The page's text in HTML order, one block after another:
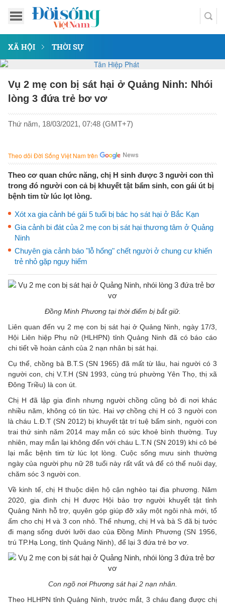
XÃ HỘI THỜI SỰ
Vụ 2 mẹ con bị sát hại ở Quảng Ninh: Nhói
lòng 3 đứa trẻ bơ vơ
Thứ năm, 18/03/2021, 07:48 (GMT+7)
Theo dõi Đời Sống Việt Nam trên
Theo cơ quan chức năng, chị H sinh được 3 người con thì
trong đó người con cả bị khuyết tật bẩm sinh, con gái út bị
bệnh tim từ lúc lọt lòng.
Xót xa gia cảnh bé gái 5 tuổi bị bác họ sát hại ở Bắc Kạn
Gia cảnh bi đát của 2 mẹ con bị sát hại thương tâm ở Quảng
Ninh
Chuyên gia cảnh báo "lỗ hổng" chết người ở chung cư khiến
trẻ nhỏ gặp nguy hiểm
Đồng Minh Phương tại thời điểm bị bắt giữ.
Liên quan đến vụ 2 mẹ con bị sát hại ở Quảng Ninh, ngày 17/3,
Hội Liên hiệp Phụ nữ (HLHPN) tỉnh Quảng Ninh đã có báo cáo
chi tiết về hoàn cảnh của 2 nạn nhân bị sát hại.
Cụ thể, chồng bà B.T.S (SN 1965) đã mất từ lâu, hai người có 3
người con, chị V.T.H (SN 1993, cùng trú phường Yên Thọ, thị xã
Đông Triều) là con út.
Chị H đã lập gia đình nhưng người chồng cũng bỏ đi nơi khác
nhiều năm, không có tin tức. Hai vợ chồng chị H có 3 người con
là cháu L.Đ.T (SN 2012) bị khuyết tật trí tuệ bẩm sinh, người con
trai thứ sinh năm 2014 may mắn có sức khoẻ bình thường. Tuy
nhiên, may mắn lại không đến với cháu L.T.N (SN 2019) khi cô bé
lại mắc bệnh tim từ lúc lọt lòng. Cuộc sống mưu sinh thường
ngày của người phụ nữ 28 tuổi này rất vất vả để có thể nuôi dạy,
chăm sóc 3 người con.
Về kinh tế, chị H thuộc diện hộ cận nghèo tại địa phương. Năm
2020, gia đình chị H được Hội bảo trợ người khuyết tật tỉnh
Quảng Ninh hỗ trợ, quyên góp giúp đỡ xây một ngôi nhà mới, tổ
ấm cho chị H và 3 con nhỏ. Thế nhưng, chị H và bà S đã bị tước
đi mạng sống dưới lưỡi dao của Đồng Minh Phương (SN 1956,
trú TP.Hạ Long, tỉnh Quảng Ninh), để lại 3 đứa trẻ bơ vơ.
Con ngõ nơi Phương sát hại 2 nạn nhân.
Theo HLHPN tỉnh Quảng Ninh, trước mắt, 3 cháu đang được chị